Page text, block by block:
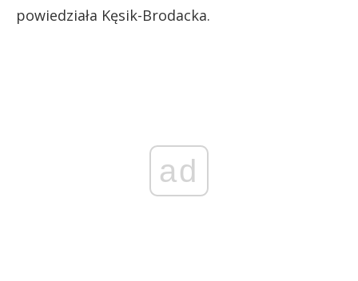
powiedziała Kęsik-Brodacka.
ad